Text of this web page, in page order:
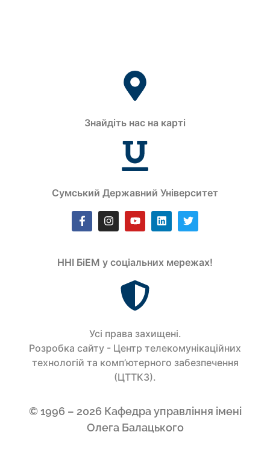
Знайдіть нас на карті
Сумський Державний Університет
ННІ БіЕМ у соціальних мережах!
Усi права захищенi.
Розробка сайту - Центр телекомунікаційних
технологій та комп’ютерного забезпечення
(ЦТТКЗ).
© 1996 – 2026 Кафедра управління імені
Олега Балацького